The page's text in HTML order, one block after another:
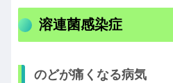
溶連菌感染症
のどが痛くなる病気